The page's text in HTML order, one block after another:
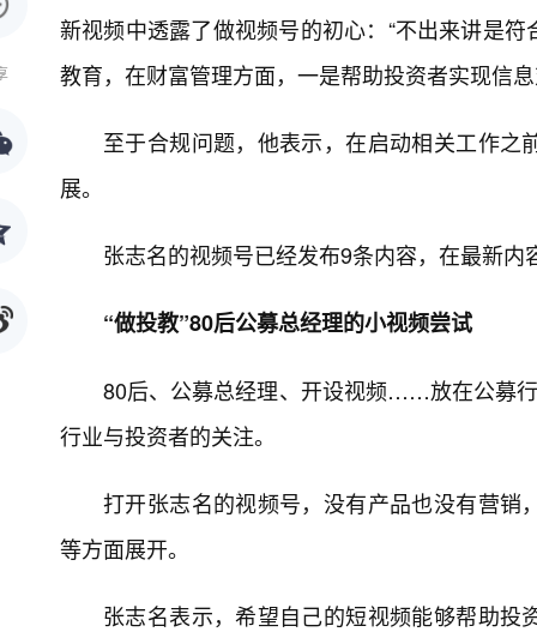
新视频中透露了做视频号的初心：“不出来讲是
教育，在财富管理方面，一是帮助投资者实现信
至于合规问题，他表示，在启动相关工作
展。
张志名的视频号已经发布9条内容，在最新内
“做投教”80后公募总经理的小视频尝试
80后、公募总经理、开设视频……放在公募
行业与投资者的关注。
打开张志名的视频号，没有产品也没有营
等方面展开。
张志名表示，希望自己的短视频能够帮助